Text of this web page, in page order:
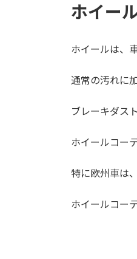
ホイー
ホイールは、
通常の汚れに
ブレーキダス
ホイールコー
特に欧州車は
ホイールコー